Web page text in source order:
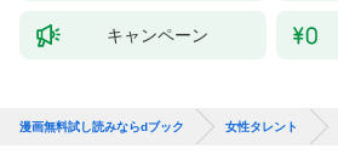
キャンペーン
漫画無料試し読みならdブック 女性タレント